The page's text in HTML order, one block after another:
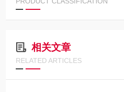
相关文章
RELATED ARTICLES